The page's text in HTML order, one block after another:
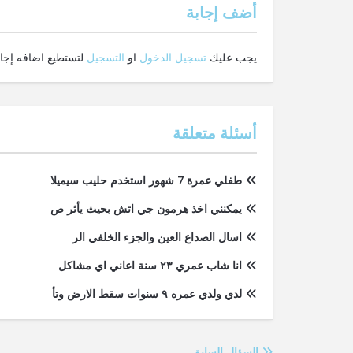
‫أضف إجابة
يجب عليك تسجيل الدخول او التسجيل لتستطيع اضافه
أسئلة متعلقة
طفلي عمرة 7 شهور استخدم حليب سيميلا
يمكنني اخذ هرمون جي اتش بحيث يأثر ص
اسال الصداع العين والجزء الخلفي الر
انا شاب عمري ٢٣ سنة اعاني اي مشاكل
لدي ولدي عمره ٩ سنوات سقط الارض وتأ